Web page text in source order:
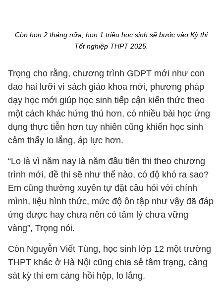
Còn hơn 2 tháng nữa, hơn 1 triệu học sinh sẽ bước vào Kỳ thi
Tốt nghiệp THPT 2025.
Trọng cho rằng, chương trình GDPT mới như con
dao hai lưỡi vì sách giáo khoa mới, phương pháp
dạy học mới giúp học sinh tiếp cận kiến thức theo
một cách khác hứng thú hơn, có nhiều bài học ứng
dụng thực tiễn hơn tuy nhiên cũng khiến học sinh
cảm thấy lo lắng, áp lực hơn.
“Lo là vì năm nay là năm đầu tiên thi theo chương
trình mới, đề thi sẽ như thế nào, có độ khó ra sao?
Em cũng thường xuyên tự đặt câu hỏi với chính
mình, liệu hình thức, mức độ ôn tập như vậy đã đáp
ứng được hay chưa nên có tâm lý chưa vững
vàng”, Trọng nói.
Còn Nguyễn Viết Tùng, học sinh lớp 12 một trường
THPT khác ở Hà Nội cũng chia sẻ tâm trạng, càng
sát kỳ thi em càng hồi hộp, lo lắng.